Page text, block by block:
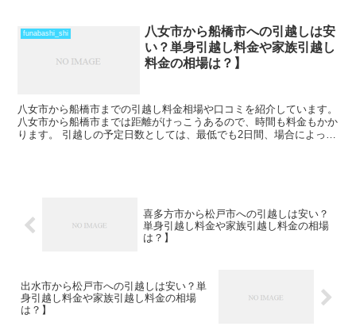
funabashi_shi
八女市から船橋市への引越しは安
い？単身引越し料金や家族引越し
料金の相場は？】
八女市から船橋市までの引越し料金相場や口コミを紹介しています。
八女市から船橋市までは距離がけっこうあるので、時間も料金もかか
ります。 引越しの予定日数としては、最低でも2日間、場合によって
喜多方市から松戸市への引越しは安い？
単身引越し料金や家族引越し料金の相場
は？】
出水市から松戸市への引越しは安い？単
身引越し料金や家族引越し料金の相場
は？】